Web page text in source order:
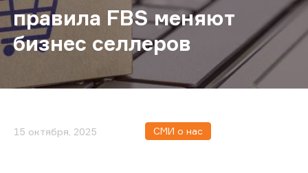
правила FBS меняют
бизнес селлеров
15 октября, 2025 СМИ о нас